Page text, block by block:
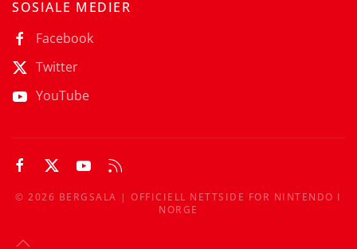
SOSIALE MEDIER
Facebook
Twitter
YouTube
©2026 BERGSALA | OFFICIELL NETTSIDE FOR NINTENDO I
NORGE